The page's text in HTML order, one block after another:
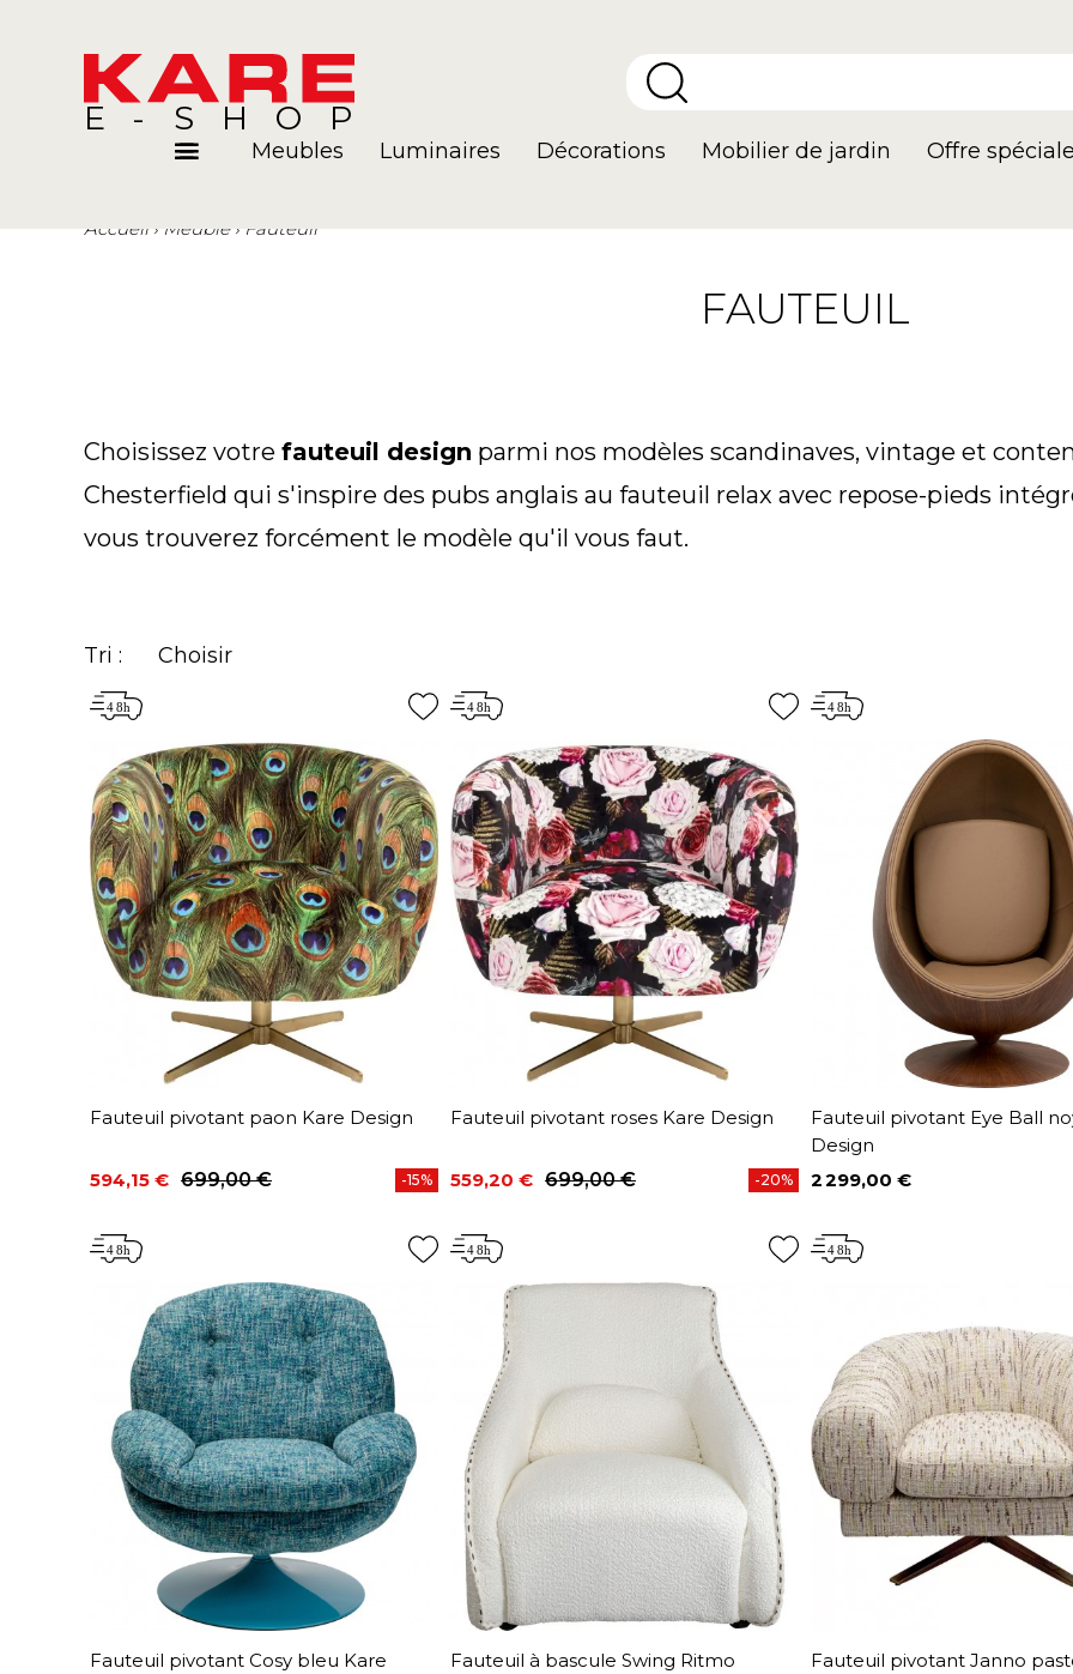
E-SHOP
Meubles Luminaires Décorations Mobilier de jardin Offre
Accueil Meuble Fauteuil
FAUTEUIL
Choisissez votre fauteuil design parmi nos modèles scandinaves, vintage et
Chesterfield qui s'inspire des pubs anglais au fauteuil relax avec repose-pieds
vous trouverez forcément le modèle qu'il vous faut.
Tri : Choisir
Fauteuil pivotant paon Kare Design
Prix
594,15 €
Prix de base699,00 € -15%
Fauteuil pivotant roses Kare Design
Prix
559,20 €
Prix de base699,00 € -20%
Fauteuil pivotant Eye Ball
Design
Prix
2 299,00 €
Fauteuil pivotant Cosy bleu Kare
Fauteuil à bascule Swing Ritmo
Fauteuil pivotant Janno